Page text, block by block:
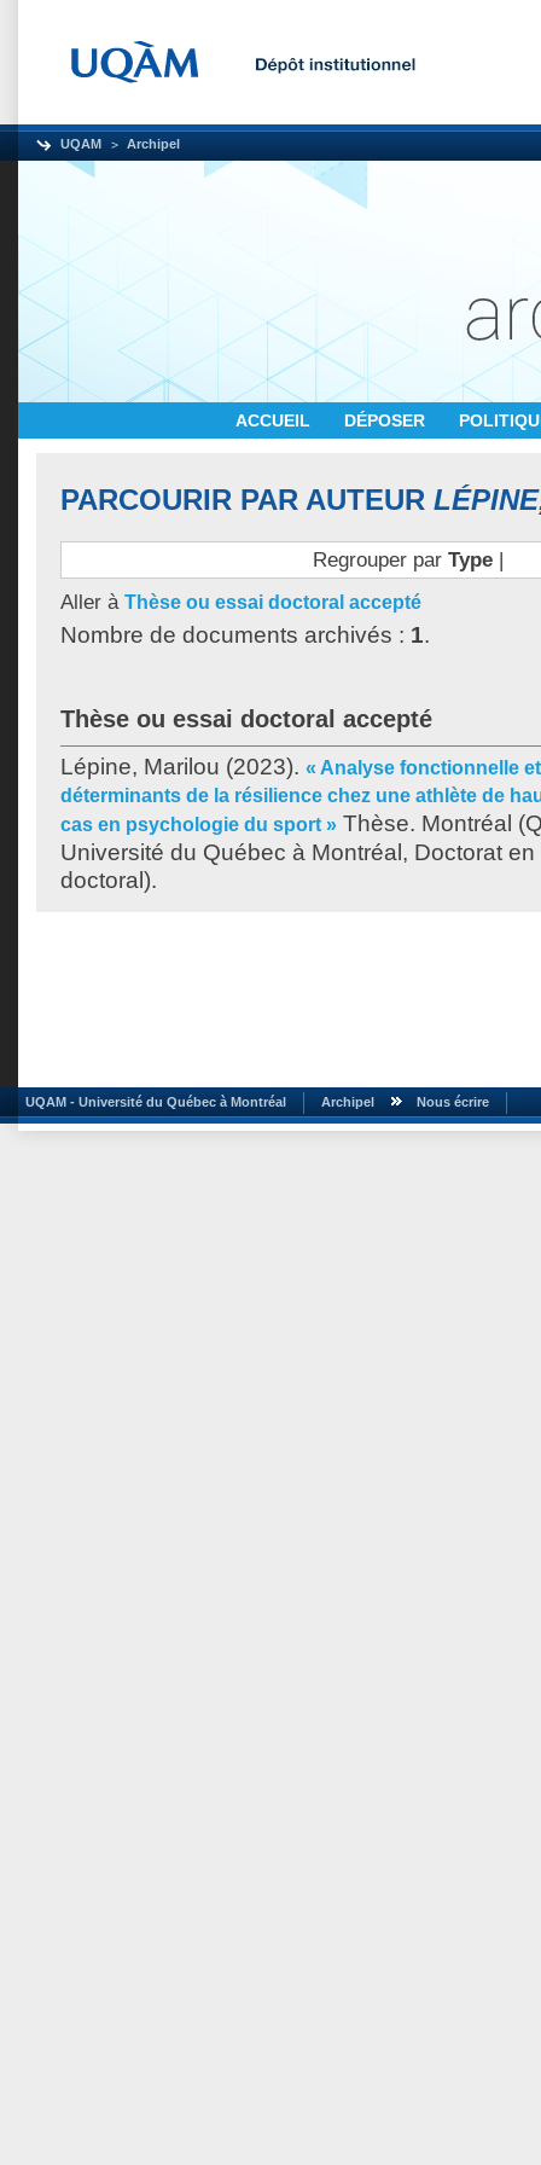
UQAM Archipel
ACCUEIL DÉPOSER
PARCOURIR PAR AUTEUR
Regrouper par Type|
Aller à Thèse ou essai doctoral accepté
Nombre de documents archivés : 1.
Thèse ou essai doctoral accepté
Lépine, Marilou (2023). « Analyse fonctionnelle
déterminants de la résilience chez une athlète de
cas en psychologie du sport » Thèse. Montréal
Université du Québec à Montréal, Doctorat
doctoral).
UQAM - Université du Québec à Montréal Archipel Nous écrire